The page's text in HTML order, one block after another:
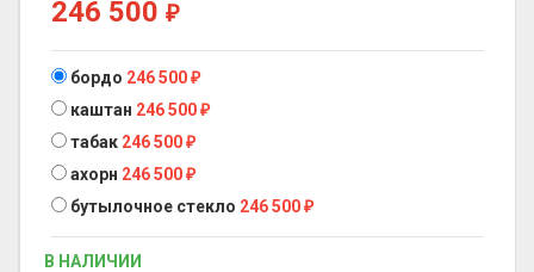
246 500 ₽
бордо 246 500 ₽
каштан 246 500 ₽
табак 246 500 ₽
ахорн 246 500 ₽
бутылочное стекло 246 500 ₽
В НАЛИЧИИ